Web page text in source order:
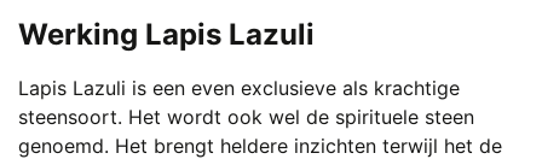
Werking Lapis Lazuli
Lapis Lazuli is een even exclusieve als krachtige
steensoort. Het wordt ook wel de spirituele steen
genoemd. Het brengt heldere inzichten terwijl het de